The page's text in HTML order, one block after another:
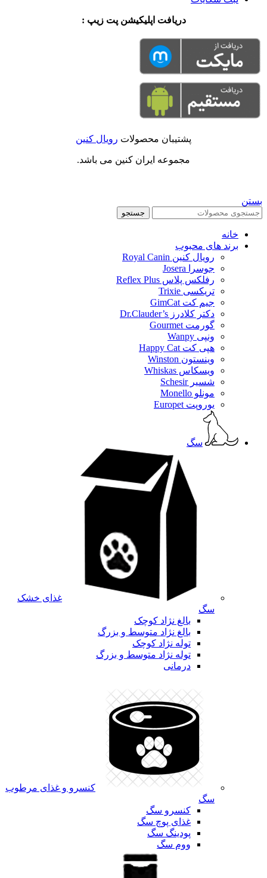
دریافت اپلیکیشن پت زیپ :
پشتیبان محصولات رویال کنین
مجموعه ایران کنین می باشد.
بستن
جستجو
خانه
برند های محبوب
رویال کنین Royal Canin
جوسرا Josera
رفلکس پلاس Reflex Plus
تریکسی Trixie
جیم کت GimCat
دکتر کلادرز Dr.Clauder’s
گورمت Gourmet
ونپی Wanpy
هپی کت Happy Cat
وینستون Winston
ویسکاس Whiskas
شسیر Schesir
مونلو Monello
یوروپت Europet
سگ
غذای خشک
سگ
بالغ نژاد کوچک
بالغ نژاد متوسط و بزرگ
توله نژاد کوچک
توله نژاد متوسط و بزرگ
درمانی
کنسرو و غذای مرطوب
سگ
کنسرو سگ
غذای پوچ سگ
پودینگ سگ
ووم سگ